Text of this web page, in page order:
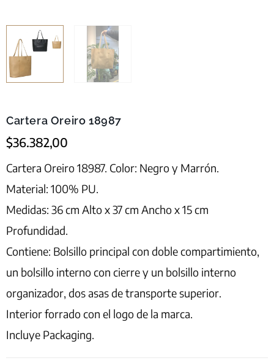
Cartera Oreiro 18987
$36.382,00
Cartera Oreiro 18987. Color: Negro y Marrón.
Material: 100% PU.
Medidas: 36 cm Alto x 37 cm Ancho x 15 cm
Profundidad.
Contiene: Bolsillo principal con doble compartimiento,
un bolsillo interno con cierre y un bolsillo interno
organizador, dos asas de transporte superior.
Interior forrado con el logo de la marca.
Incluye Packaging.